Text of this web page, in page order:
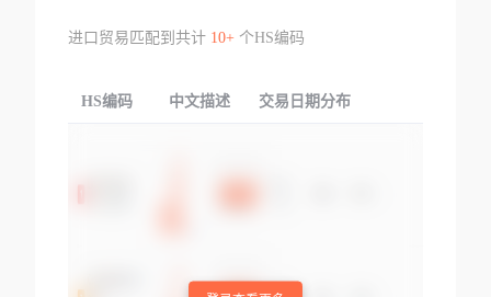
进口贸易匹配到共计 10+个HS编码
HS编码 中文描述 交易日期分布